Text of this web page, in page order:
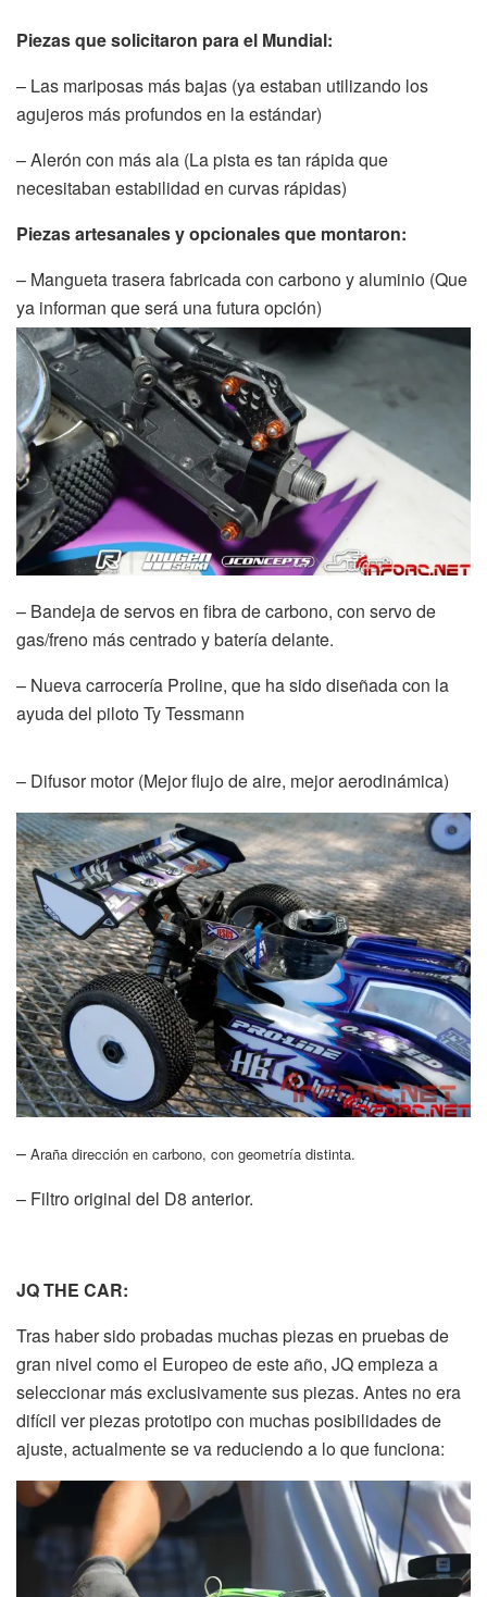
Piezas que solicitaron para el Mundial:
– Las mariposas más bajas (ya estaban utilizando los
agujeros más profundos en la estándar)
– Alerón con más ala (La pista es tan rápida que
necesitaban estabilidad en curvas rápidas)
Piezas artesanales y opcionales que montaron:
– Mangueta trasera fabricada con carbono y aluminio (Que
ya informan que será una futura opción)
– Bandeja de servos en fibra de carbono, con servo de
gas/freno más centrado y batería delante.
– Nueva carrocería Proline, que ha sido diseñada con la
ayuda del piloto Ty Tessmann
– Difusor motor (Mejor flujo de aire, mejor aerodinámica)
– Araña dirección en carbono, con geometría distinta.
– Filtro original del D8 anterior.
JQ THE CAR:
Tras haber sido probadas muchas piezas en pruebas de
gran nivel como el Europeo de este año, JQ empieza a
seleccionar más exclusivamente sus piezas. Antes no era
difícil ver piezas prototipo con muchas posibilidades de
ajuste, actualmente se va reduciendo a lo que funciona: